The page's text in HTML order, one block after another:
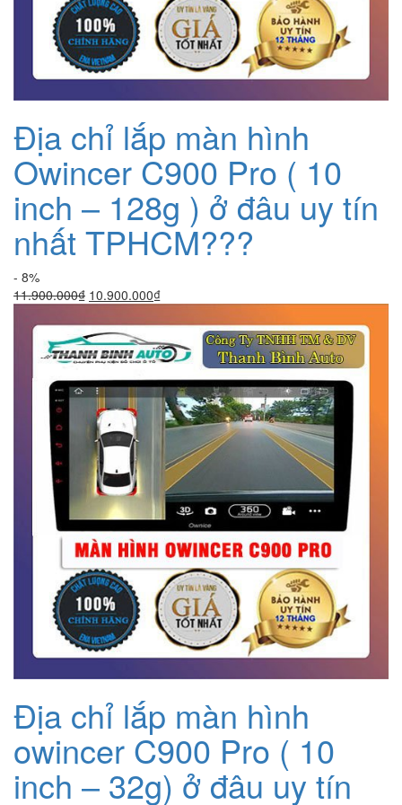
Địa chỉ lắp màn hình
Owincer C900 Pro ( 10
inch – 128g ) ở đâu uy tín
nhất TPHCM???
- 8%
11.900.000₫ Giá
là:
11.900.000₫.
10.900.000₫Giá
tại
là:
10.900.000₫.
Địa chỉ lắp màn hình
owincer C900 Pro ( 10
inch – 32g) ở đâu uy tín